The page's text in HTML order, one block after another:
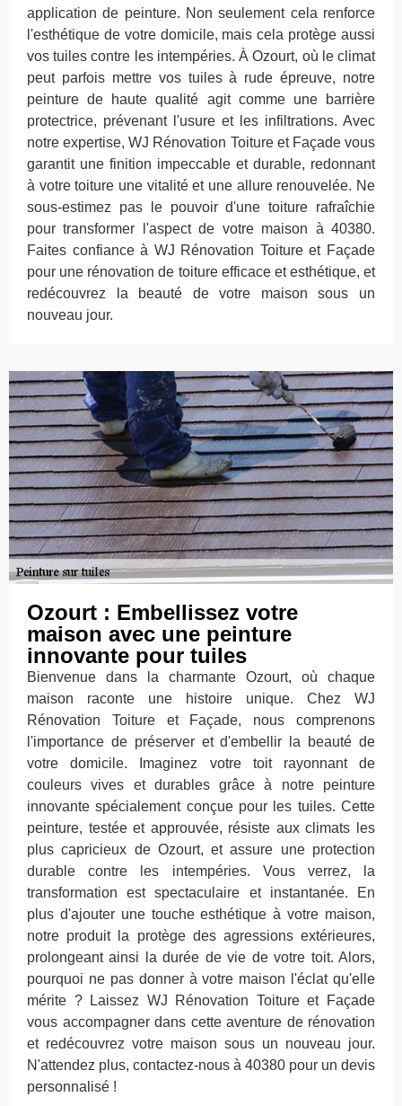
application de peinture. Non seulement cela renforce
l'esthétique de votre domicile, mais cela protège aussi
vos tuiles contre les intempéries. À Ozourt, où le climat
peut parfois mettre vos tuiles à rude épreuve, notre
peinture de haute qualité agit comme une barrière
protectrice, prévenant l'usure et les infiltrations. Avec
notre expertise, WJ Rénovation Toiture et Façade vous
garantit une finition impeccable et durable, redonnant
à votre toiture une vitalité et une allure renouvelée. Ne
sous-estimez pas le pouvoir d'une toiture rafraîchie
pour transformer l'aspect de votre maison à 40380.
Faites confiance à WJ Rénovation Toiture et Façade
pour une rénovation de toiture efficace et esthétique, et
redécouvrez la beauté de votre maison sous un
nouveau jour.
Ozourt : Embellissez votre
maison avec une peinture
innovante pour tuiles
Bienvenue dans la charmante Ozourt, où chaque
maison raconte une histoire unique. Chez WJ
Rénovation Toiture et Façade, nous comprenons
l'importance de préserver et d'embellir la beauté de
votre domicile. Imaginez votre toit rayonnant de
couleurs vives et durables grâce à notre peinture
innovante spécialement conçue pour les tuiles. Cette
peinture, testée et approuvée, résiste aux climats les
plus capricieux de Ozourt, et assure une protection
durable contre les intempéries. Vous verrez, la
transformation est spectaculaire et instantanée. En
plus d'ajouter une touche esthétique à votre maison,
notre produit la protège des agressions extérieures,
prolongeant ainsi la durée de vie de votre toit. Alors,
pourquoi ne pas donner à votre maison l'éclat qu'elle
mérite ? Laissez WJ Rénovation Toiture et Façade
vous accompagner dans cette aventure de rénovation
et redécouvrez votre maison sous un nouveau jour.
N'attendez plus, contactez-nous à 40380 pour un devis
personnalisé !